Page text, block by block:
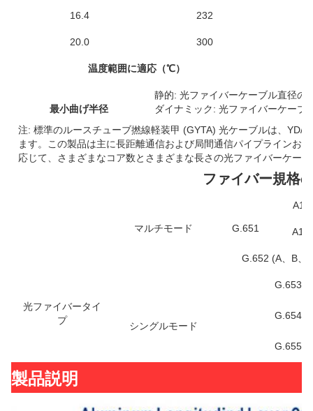
16.4 232
20.0 300
温度範囲に適応（℃）
最小曲げ半径
静的: 光ファイバーケーブル直径の
ダイナミック: 光ファイバーケーブ
注: 標準のルースチューブ撚線軽装甲 (GYTA) 光ケーブルは、YD/
ます。この製品は主に長距離通信および局間通信パイプラインお
応じて、さまざまなコア数とさまざまな長さの光ファイバーケー
ファイバー規格
光ファイバータイ
プ
マルチモード G.651
シングルモード
G.652 (A、B、
G.653
G.654
G.655
製品説明